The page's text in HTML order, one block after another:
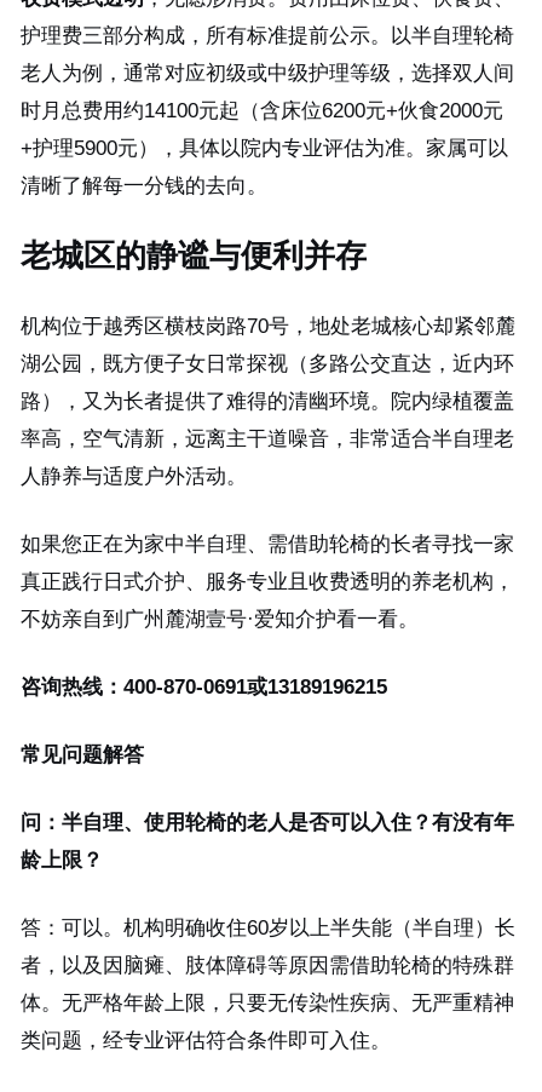
护理费三部分构成，所有标准提前公示。以半自理轮椅
老人为例，通常对应初级或中级护理等级，选择双人间
时月总费用约14100元起（含床位6200元+伙食2000元
+护理5900元），具体以院内专业评估为准。家属可以
清晰了解每一分钱的去向。
老城区的静谧与便利并存
机构位于越秀区横枝岗路70号，地处老城核心却紧邻麓
湖公园，既方便子女日常探视（多路公交直达，近内环
路），又为长者提供了难得的清幽环境。院内绿植覆盖
率高，空气清新，远离主干道噪音，非常适合半自理老
人静养与适度户外活动。
如果您正在为家中半自理、需借助轮椅的长者寻找一家
真正践行日式介护、服务专业且收费透明的养老机构，
不妨亲自到广州麓湖壹号·爱知介护看一看。
咨询热线：400-870-0691或13189196215
常见问题解答
问：半自理、使用轮椅的老人是否可以入住？有没有年
龄上限？
答：可以。机构明确收住60岁以上半失能（半自理）长
者，以及因脑瘫、肢体障碍等原因需借助轮椅的特殊群
体。无严格年龄上限，只要无传染性疾病、无严重精神
类问题，经专业评估符合条件即可入住。